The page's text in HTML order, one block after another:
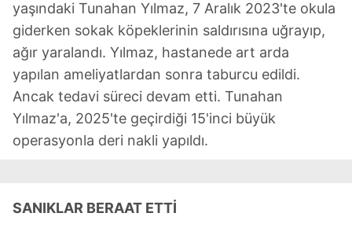
yaşındaki Tunahan Yılmaz, 7 Aralık 2023'te okula
giderken sokak köpeklerinin saldırısına uğrayıp,
ağır yaralandı. Yılmaz, hastanede art arda
yapılan ameliyatlardan sonra taburcu edildi.
Ancak tedavi süreci devam etti. Tunahan
Yılmaz'a, 2025'te geçirdiği 15'inci büyük
operasyonla deri nakli yapıldı.
SANIKLAR BERAAT ETTİ